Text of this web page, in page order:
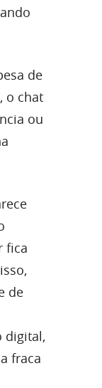
de
o chat
ou
fica
de
digital,
fraca